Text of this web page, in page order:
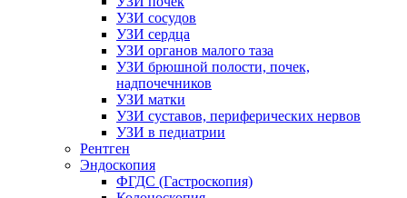
УЗИ сосудов
УЗИ сердца
УЗИ органов малого таза
УЗИ брюшной полости, почек,
надпочечников
УЗИ матки
УЗИ суставов, периферических нервов
УЗИ в педиатрии
Рентген
Эндоскопия
ФГДС (Гастроскопия)